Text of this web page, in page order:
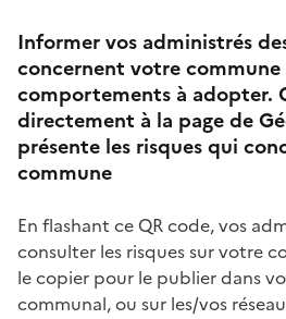
Informer vos administrés
concernent votre commune
comportements à adopter.
directement à la page de
présente les risques qui
commune
En flashant ce QR code, vos
consulter les risques sur votre
le copier pour le publier dans
communal, ou sur les/vos